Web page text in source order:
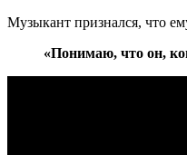
Музыкант признался, что
«Понимаю, что он,